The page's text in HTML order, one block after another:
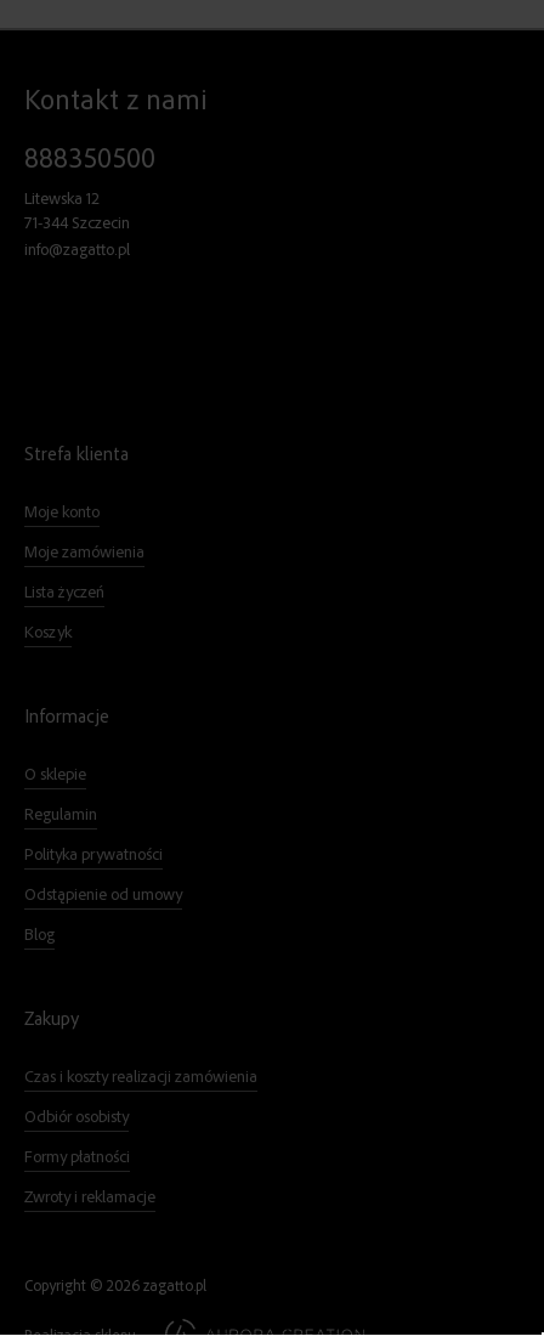
Kontakt z nami
888350500
Litewska 12
71-344 Szczecin
info@zagatto.pl
Strefa klienta
Moje konto
Moje zamówienia
Lista życzeń
Koszyk
Informacje
O sklepie
Regulamin
Polityka prywatności
Odstąpienie od umowy
Blog
Zakupy
Czas i koszty realizacji zamówienia
Odbiór osobisty
Formy płatności
Zwroty i reklamacje
Copyright © 2026zagatto.pl
Realizacja sklepu